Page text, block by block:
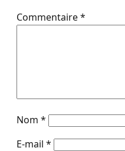
Commentaire*
Nom *
E-mail *